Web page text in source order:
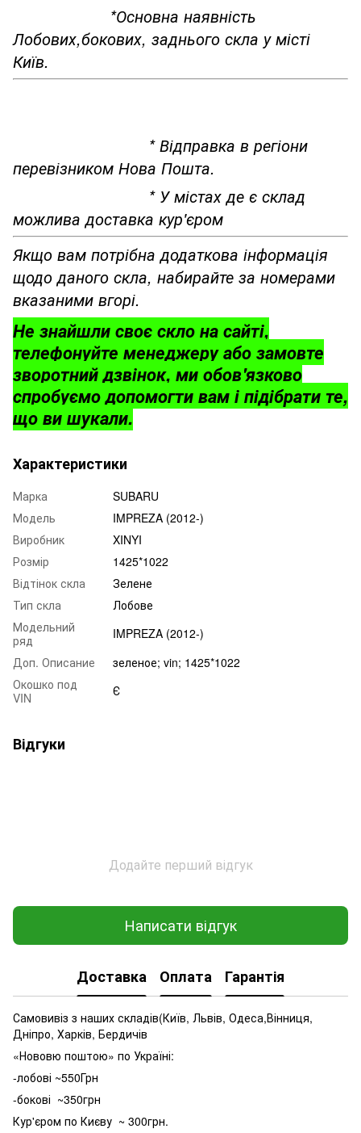
*Основна наявність
Лобових,бокових, заднього скла у місті
Київ.
* Відправка в регіони
перевізником Нова Пошта.
* У містах де є склад
можлива доставка кур'єром
Якщо вам потрібна додаткова інформація
щодо даного скла, набирайте за номерами
вказаними вгорі.
Не знайшли своє скло на сайті,
телефонуйте менеджеру або замовте
зворотний дзвінок, ми обов'язково
спробуємо допомогти вам і підібрати те,
що ви шукали.
Характеристики
Марка
SUBARU
Модель
IMPREZA (2012-)
Виробник
XINYI
Розмір
1425*1022
Відтінок скла
Зелене
Тип скла
Лобове
Модельний
ряд
IMPREZA (2012-)
Доп. Описание
зеленое; vin; 1425*1022
Окошко под
VIN
Є
Відгуки
Додайте перший відгук
Написати відгук
Доставка Оплата Гарантія
Самовивіз з наших складів(Київ, Львів, Одеса,Вінниця,
Дніпро, Харків, Бердичів
«Нововю поштою» по Україні:
-лобові ~550Грн
-бокові ~350грн
Кур'єром по Києву ~ 300грн.